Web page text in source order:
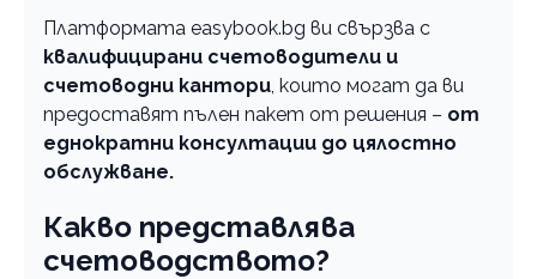
Платформата easybook.bg ви свързва с
квалифицирани счетоводители и
счетоводни кантори, които могат да ви
предоставят пълен пакет от решения – от
еднократни консултации до цялостно
обслужване.
Какво представлява
счетоводството?